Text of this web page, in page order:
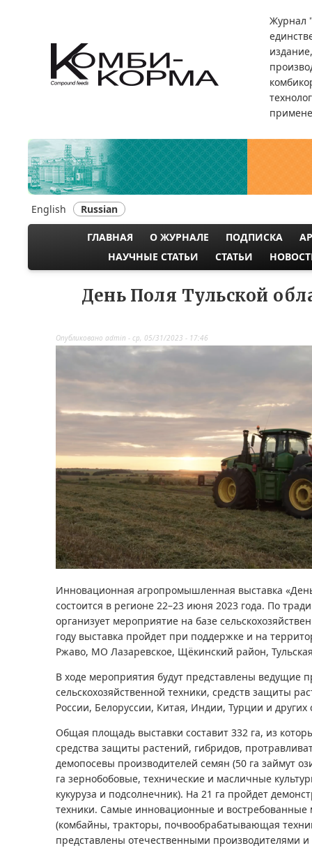
Журнал
English Russian
NAVIGATION
ГЛАВНАЯ О ЖУРНАЛЕ ПОДПИСКА
НАУЧНЫЕ СТАТЬИ
СТАТЬИ
День Поля Тульской
Опубликовано admin - ср, 05/31/2023 - 17:46
Инновационная агропромышленная выставка
состоится в регионе 22–23 июня 2023 года. По
организует мероприятие на базе
году выставка пройдет при поддержке и на
Ржаво, МО Лазаревское, Щёкинский район,
В ходе мероприятия будут представлены ведущие
сельскохозяйственной техники, средств защиты
России, Белоруссии, Китая, Индии, Турции и других
Общая площадь выставки составит 332 га, из
средства защиты растений, гибридов,
демопосевы производителей семян (50 га займут
га зернобобовые, технические и масличные
кукуруза и подсолнечник). На 21 га пройдет
техники. Самые инновационные и
(комбайны, тракторы, почвообрабатывающая
представлены отечественными производителями